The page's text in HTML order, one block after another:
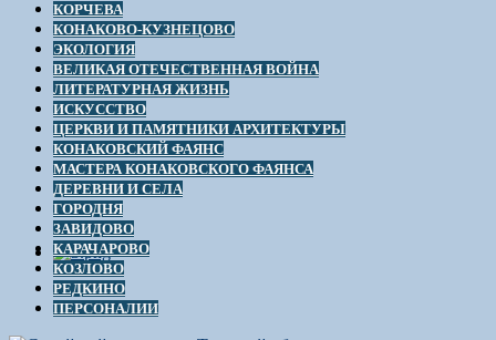
КОРЧЕВА
КОНАКОВО-КУЗНЕЦОВО
ЭКОЛОГИЯ
ВЕЛИКАЯ ОТЕЧЕСТВЕННАЯ ВОЙНА
ЛИТЕРАТУРНАЯ ЖИЗНЬ
ИСКУССТВО
ЦЕРКВИ И ПАМЯТНИКИ АРХИТЕКТУРЫ
КОНАКОВСКИЙ ФАЯНС
МАСТЕРА КОНАКОВСКОГО ФАЯНСА
ДЕРЕВНИ И СЕЛА
ГОРОДНЯ
ЗАВИДОВО
КАРАЧАРОВО
КОЗЛОВО
РЕДКИНО
ПЕРСОНАЛИИ